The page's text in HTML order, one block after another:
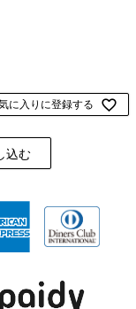
に入りに登録する
込む